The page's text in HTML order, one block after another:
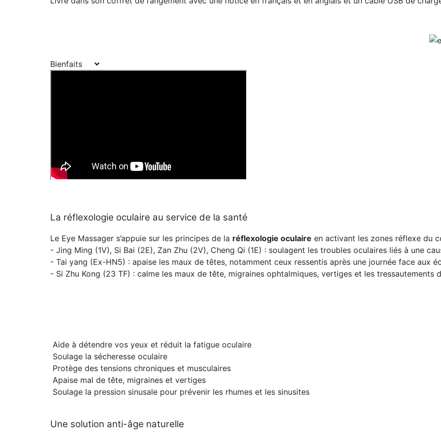
Bienfaits
La réflexologie oculaire au service de la santé
Le Eye Massager s’appuie sur les principes de la réflexologie oculaire en activant les zones réflexe du
- Jing Ming (1V), Si Bai (2E), Zan Zhu (2V), Cheng Qi (1E) : soulagent les troubles oculaires liés à une
- Tai yang (Ex-HN5) : apaise les maux de têtes, notamment ceux ressentis après une journée face aux
- Si Zhu Kong (23 TF) : calme les maux de tête, migraines ophtalmiques, vertiges et les tressautements
Aide à détendre vos yeux et réduit la fatigue oculaire
Soulage la sécheresse oculaire
Protège des tensions chroniques et musculaires
Apaise mal de tête, migraines et vertiges
Soulage la pression sinusale pour prévenir les rhumes et les sinusites
Une solution anti-âge naturelle